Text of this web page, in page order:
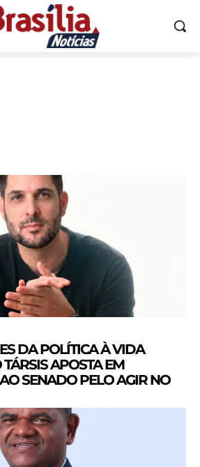
DA POLÍTICA À VIDA
APOSTA EM
SENADO PELO AGIR NO